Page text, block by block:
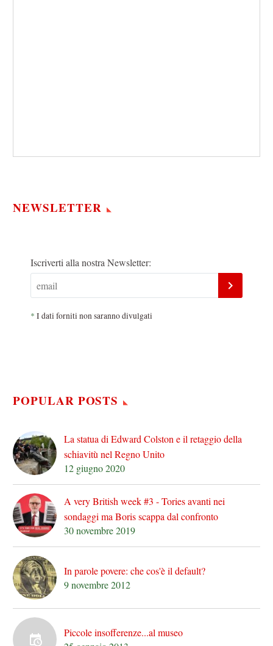
NEWSLETTER
Iscriverti alla nostra Newsletter:
* I dati forniti non saranno divulgati
POPULAR POSTS
La statua di Edward Colston e il retaggio della
schiavitù nel Regno Unito
12 giugno 2020
A very British week #3 - Tories avanti nei
sondaggi ma Boris scappa dal confronto
30 novembre 2019
In parole povere: che cos'è il default?
9 novembre 2012
Piccole insofferenze...al museo